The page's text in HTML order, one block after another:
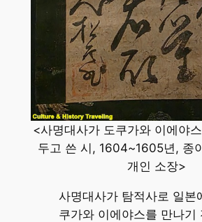
<사명대사가 도쿠가와 이에야
두고 쓴 시, 1604~1605년, 종
개인 소장>
사명대사가 탐적사로 일본
쿠가와 이에야스를 만나기